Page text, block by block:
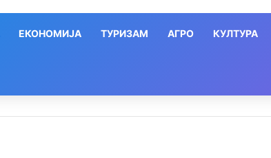
ЕКОНОМИЈА ТУРИЗАМ АГРО КУЛТУРА